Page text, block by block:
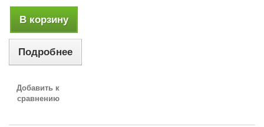
В корзину
Подробнее
Добавить к
сравнению